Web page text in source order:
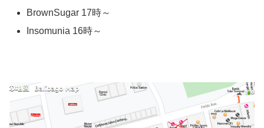
BrownSugar 17時～
Insomunia 16時～